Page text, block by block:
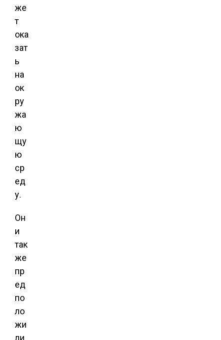
же
т
ока
зат
ь
на
ок
ру
жа
ю
щу
ю
ср
ед
у.
Он
и
так
же
пр
ед
по
ло
жи
ли,